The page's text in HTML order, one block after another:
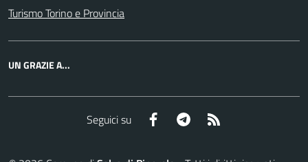
Turismo Torino e Provincia
UN GRAZIE A...
Seguici su Facebook Telegram